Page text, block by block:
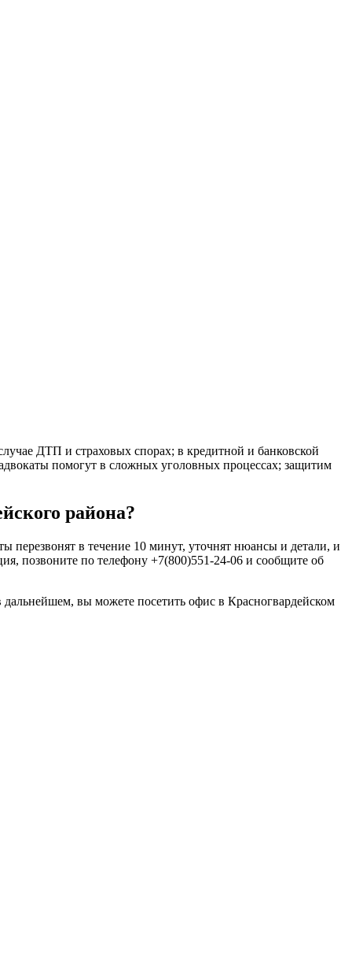
ДТП и страховых спорах; в кредитной и банковской
помогут в сложных уголовных процессах; защитим
района?
перезвонят в течение 10 минут, уточнят нюансы и детали, и
позвоните по телефону +7(800)551-24-06 и сообщите об
дальнейшем, вы можете посетить офис в Красногвардейском